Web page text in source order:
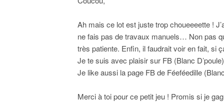
Ah mais ce lot est juste trop choueeeette !
ne fais pas de travaux manuels… Non pas
très patiente. Enfin, il faudrait voir en fait, si
Je te suis avec plaisir sur FB (Blanc
Je like aussi la page FB de Féeféedille
Merci à toi pour ce petit jeu ! Promis si je